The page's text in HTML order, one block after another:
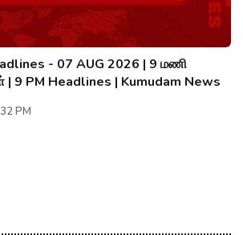
- 07 AUG 2026 | 9 மணி
| 9 PM Headlines | Kumudam News
PM